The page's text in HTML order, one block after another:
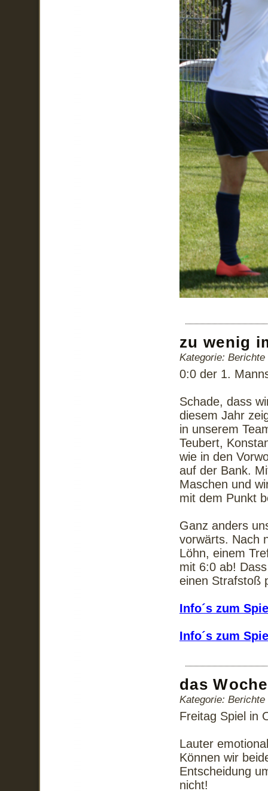
zu wenig
Kategorie: Berichte
0:0 der 1.
Schade, dass
diesem Jahr
in unserem
Teubert,
wie in den
auf der Bank.
Maschen und
mit dem Punkt
Ganz anders
vorwärts. Nach
Löhn, einem
mit 6:0 ab!
einen Strafstoß
Info´s zum
Info´s zum
das
Kategorie: Berichte
Freitag Spiel in
Lauter
Können wir
Entscheidung
nicht!